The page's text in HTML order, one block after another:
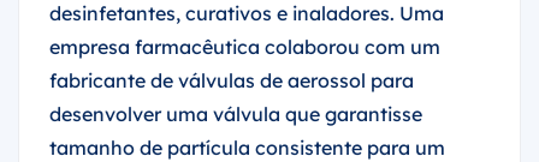
desinfetantes, curativos e inaladores. Uma
empresa farmacêutica colaborou com um
fabricante de válvulas de aerossol para
desenvolver uma válvula que garantisse
tamanho de partícula consistente para um